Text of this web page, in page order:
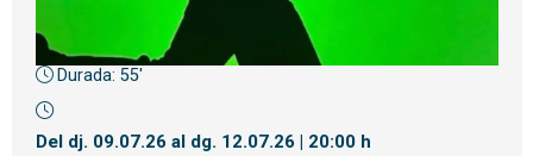
Diapositiva 1 de 1
Durada: 55'
Del dj. 09.07.26al dg. 12.07.26| 20:00 h